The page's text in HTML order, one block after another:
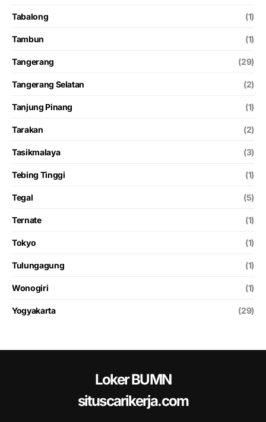
Tabalong (1)
Tambun (1)
Tangerang (29)
Tangerang Selatan (2)
Tanjung Pinang (1)
Tarakan (2)
Tasikmalaya (3)
Tebing Tinggi (1)
Tegal (5)
Ternate (1)
Tokyo (1)
Tulungagung (1)
Wonogiri (1)
Yogyakarta (29)
Loker BUMN
situscarikerja.com